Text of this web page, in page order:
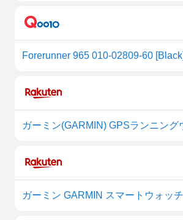
Forerunner 965 010-02809-60
ガーミン(GARMIN) GPSランニング